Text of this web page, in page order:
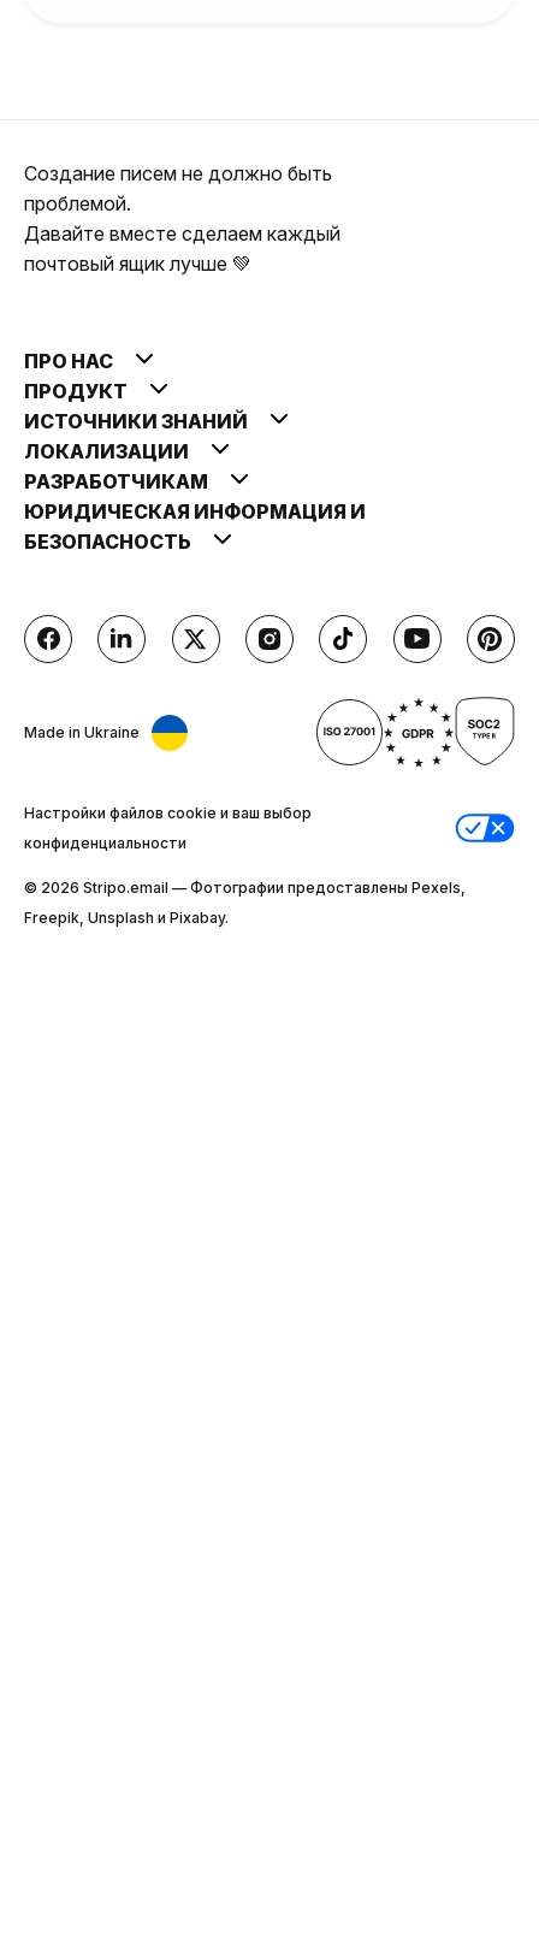
Создание писем не должно быть
проблемой.
Давайте вместе сделаем каждый
почтовый ящик лучше 💚
ПРО НАС
ПРОДУКТ
ИСТОЧНИКИ ЗНАНИЙ
ЛОКАЛИЗАЦИИ
РАЗРАБОТЧИКАМ
ЮРИДИЧЕСКАЯ ИНФОРМАЦИЯ И
БЕЗОПАСНОСТЬ
Made in Ukraine
Настройки файлов cookie и ваш выбор
конфиденциальности
© 2026 Stripо.email — Фотографии предоставлены Pexels,
Freepik, Unsplash и Pixabay.